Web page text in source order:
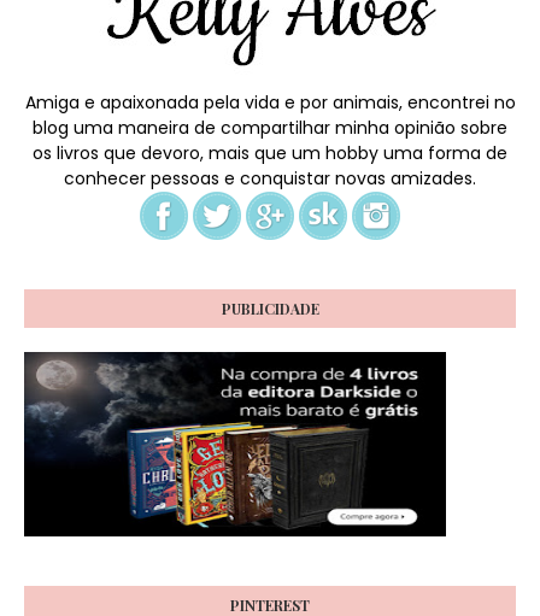
Amiga e apaixonada pela vida e por animais, encontrei no
blog uma maneira de compartilhar minha opinião sobre
os livros que devoro, mais que um hobby uma forma de
conhecer pessoas e conquistar novas amizades.
PUBLICIDADE
PINTEREST